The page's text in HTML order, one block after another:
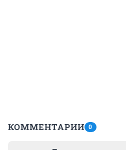
КОММЕНТАРИИ 0